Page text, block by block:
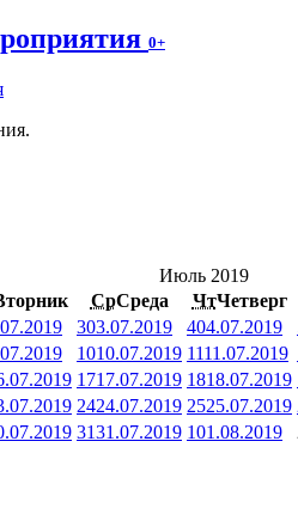
0+
Июль 2019
СрСреда ЧтЧетверг
303.07.2019 404.07.2019
1010.07.2019 1111.07.2019
1717.07.2019 1818.07.2019
2424.07.2019 2525.07.2019
3131.07.2019 101.08.2019